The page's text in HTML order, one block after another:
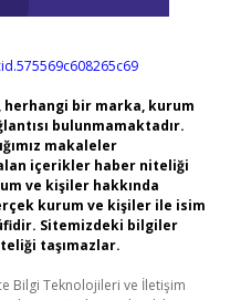
bir marka, kurum
bulunmamaktadır.
makaleler
içerikler haber niteliği
ve kişiler hakkında
kurum ve kişiler ile isim
Sitemizdeki bilgiler
taşımazlar.
Bilgi Teknolojileri ve İletişim